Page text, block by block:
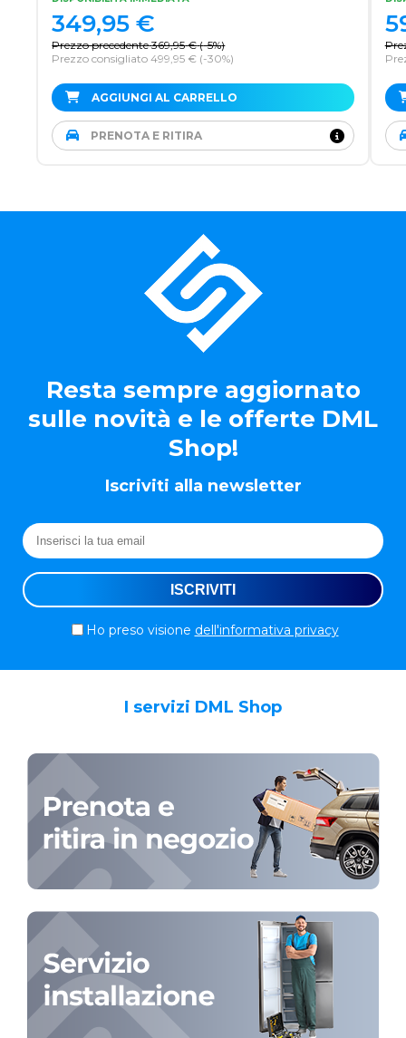
Prezzo precedente 369,95 € (-5%)
Prezzo consigliato 499,95 € (-30%)
349,95 €
AGGIUNGI AL CARRELLO
PRENOTA E RITIRA
Resta sempre aggiornato
sulle novità e le offerte DML
Shop!
Iscriviti alla newsletter
Ho preso visione dell'informativa privacy
I servizi DML Shop